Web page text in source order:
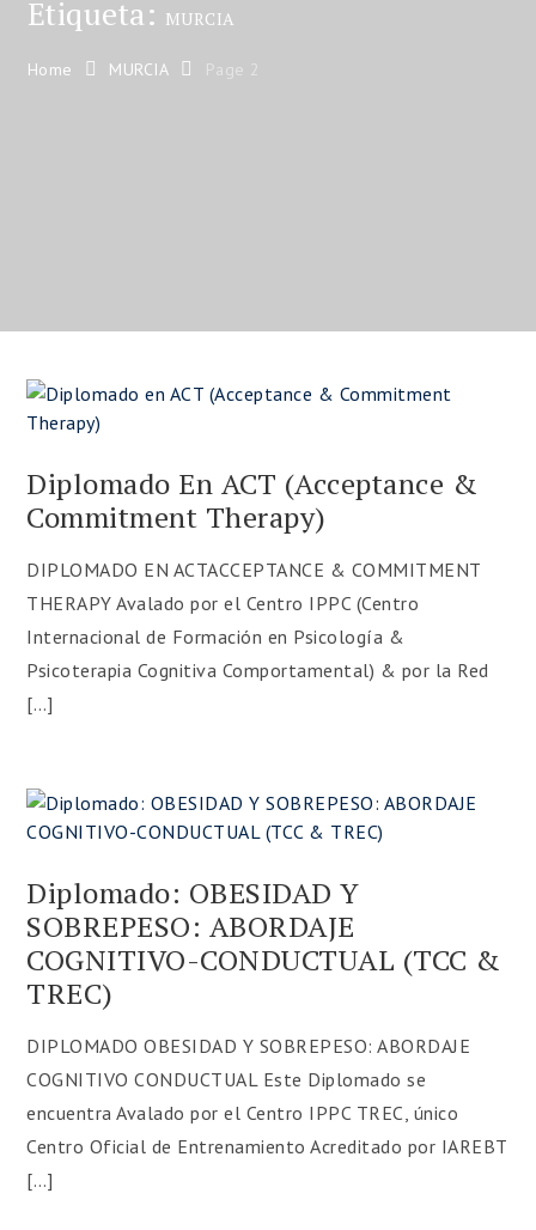
Etiqueta: MURCIA
Home MURCIA Page 2
Diplomado En ACT (Acceptance &
Commitment Therapy)
DIPLOMADO EN ACTACCEPTANCE & COMMITMENT
THERAPY Avalado por el Centro IPPC (Centro
Internacional de Formación en Psicología &
Psicoterapia Cognitiva Comportamental) & por la Red
[…]
Diplomado: OBESIDAD Y
SOBREPESO: ABORDAJE
COGNITIVO-CONDUCTUAL (TCC &
TREC)
DIPLOMADO OBESIDAD Y SOBREPESO: ABORDAJE
COGNITIVO CONDUCTUAL Este Diplomado se
encuentra Avalado por el Centro IPPC TREC, único
Centro Oficial de Entrenamiento Acreditado por IAREBT
[…]